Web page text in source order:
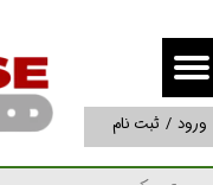
ورود / ثبت نام
حساب کاربری من
تغییر گذر واژه
سفارشات